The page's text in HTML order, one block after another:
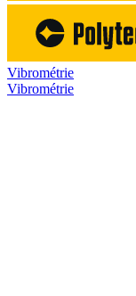
Vibrométrie
Vibrométrie